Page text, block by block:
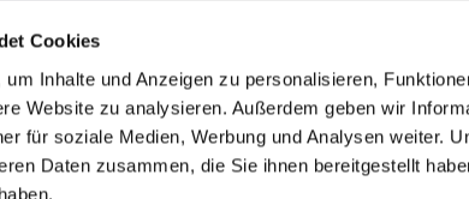
Cookies
Inhalte und Anzeigen zu personalisieren,
Website zu analysieren. Außerdem geben wir
für soziale Medien, Werbung und Analysen weiter.
Daten zusammen, die Sie ihnen bereitgestellt
perfekt geschulte Mitarbeiter gehen potentielle
besteht: Bei der Anwendung Ihrer
verhalten und wie Mitarbeiter auf vorinformierte bzw.
Ihrer Mitarbeiter optimieren.